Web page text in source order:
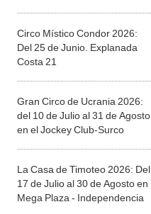
Circo Místico Condor 2026:
Del 25 de Junio. Explanada
Costa 21
Gran Circo de Ucrania 2026:
del 10 de Julio al 31 de Agosto
en el Jockey Club-Surco
La Casa de Timoteo 2026: Del
17 de Julio al 30 de Agosto en
Mega Plaza - Independencia